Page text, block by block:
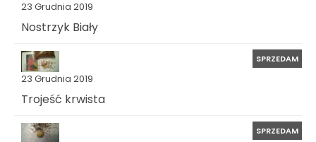
23 Grudnia 2019
Nostrzyk Biały
23 Grudnia 2019
SPRZEDAM
Trojeść krwista
SPRZEDAM